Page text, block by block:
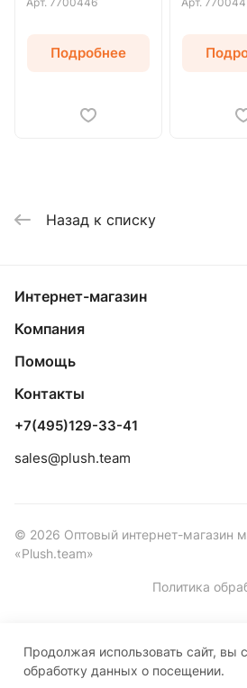
Подробнее
Назад к списку
Интернет-магазин
Компания
Помощь
Контакты
+7(495)129-33-41
sales@plush.team
© 2026 Оптовый интернет-магазин
«Plush.team»
Политика
Продолжая использовать сайт, вы
обработку данных о посещении.